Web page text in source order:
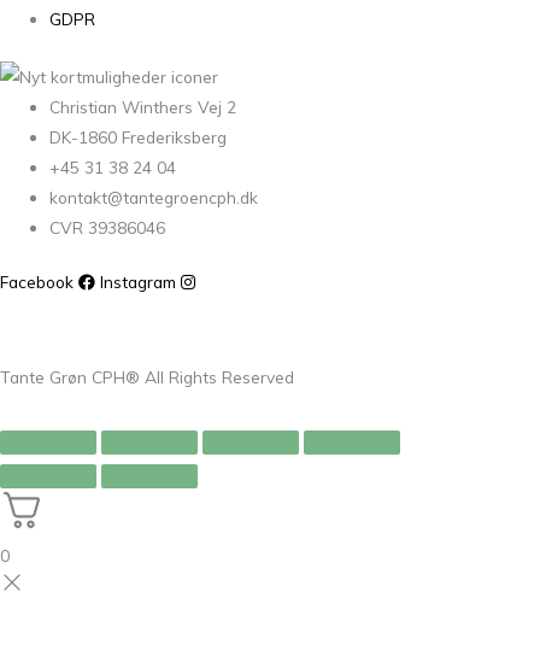
GDPR
Christian Winthers Vej 2
DK-1860 Frederiksberg
+45 31 38 24 04
kontakt@tantegroencph.dk
CVR 39386046
Facebook Instagram
Tante Grøn CPH® All Rights Reserved
0